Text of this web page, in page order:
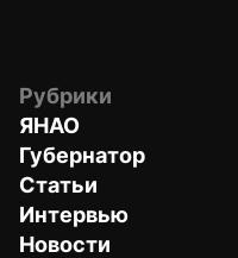
Рубрики
ЯНАО
Губернатор
Статьи
Интервью
Новости